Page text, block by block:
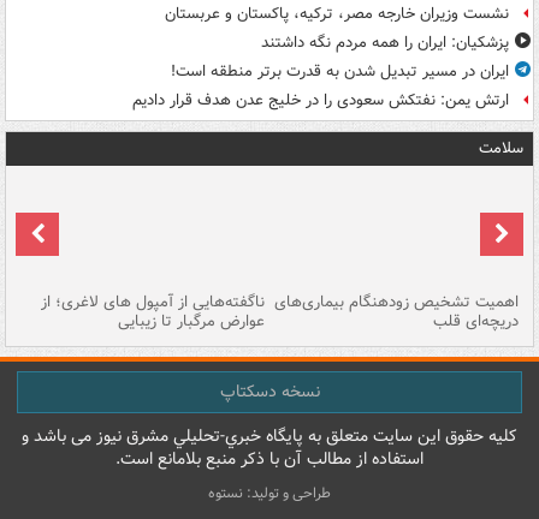
نشست وزیران خارجه مصر، ترکیه، پاکستان و عربستان
پزشکیان: ایران را همه مردم نگه داشتند
ایران در مسیر تبدیل شدن به قدرت برتر منطقه است!
ارتش یمن: نفتکش سعودی را در خلیج عدن هدف قرار دادیم
سلامت
اهمیت تشخیص زودهنگام بیماری‌های
دریچه‌ای قلب
ناگفته‌هایی از آمپول های لاغری؛ از
عوارض مرگبار تا زیبایی
نسخه دسکتاپ
کليه حقوق اين سايت متعلق به پایگاه خبري-تحليلي مشرق نيوز می باشد و
استفاده از مطالب آن با ذکر منبع بلامانع است.
طراحی و تولید: نستوه